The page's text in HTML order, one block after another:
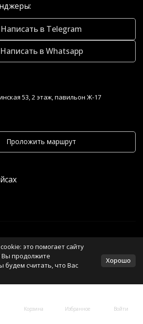
Корзина Избранное Войти
Написать в Telegram
Написать в Whatsapp
53, 2 этаж, павильон Ж-17
Проложить маршрут
данных
это помогает сайту
Вы продолжите
будем считать, что Вас
Хорошо